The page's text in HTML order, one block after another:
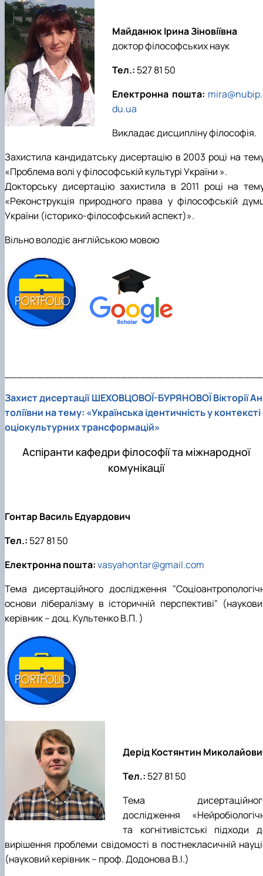
Майданюк Ірина Зіновіївна
доктор філософських наук
Тел.: 527 81 50
Електронна пошта:
du.ua
Викладає дисципліну філософія.
Захистила кандидатську дисертацію в 2003 році на
«Проблема волі у філософській культурі України ».
Докторську дисертацію захистила в 2011 році на
«Реконструкція природного права у філософській
України (історико-філософський аспект)».
Вільно володіє англійською мовою
Захист дисертації ШЕХОВЦОВОЇ-БУРЯНОВОЇ Вікторії
толіївни на тему: «Українська ідентичність у контексті
оціокультурних трансформацій»
Аспіранти кафедри філософії та міжнародної
комунікації
Гонтар Василь Едуардович
Тел.: 527 81 50
Електронна пошта:vasyahontar@gmail.com
Тема дисертаційного дослідження
основи лібералізму в історичній перспективі"
керівник – доц. Культенко В.П. )
Дерід Костянтин
Тел.: 527 81 50
Тема
дослідження
та когнітивістські підходи
вирішення проблеми свідомості в постнекласичній
(науковий керівник – проф. Додонова В.І.)